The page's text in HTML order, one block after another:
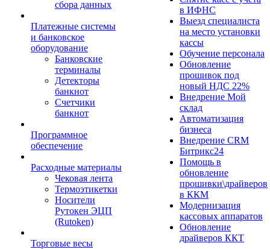
сбора данных
Платежные системы
и банковское
оборудование
Банковские
терминалы
Детекторы
банкнот
Счетчики
банкнот
Программное
обеспечение
Расходные материалы
Чековая лента
Термоэтикетки
Носители
Рутокен ЭЦП
(Rutoken)
Торговые весы
в ИФНС
Выезд специалиста
на место установки
кассы
Обучение персонала
Обновление
прошивок под
новый НДС 22%
Внедрение Мой
склад
Автоматизация
бизнеса
Внедрение CRM
Битрикс24
Помощь в
обновление
прошивки\драйверов
в ККМ
Модернизация
кассовых аппаратов
Обновление
драйверов ККТ